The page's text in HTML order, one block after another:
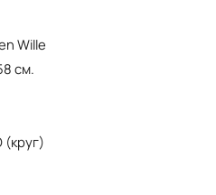
Wille
см.
(круг)